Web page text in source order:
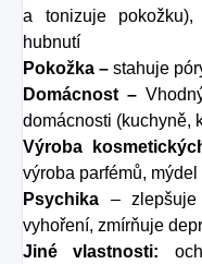
a tonizuje
hubnutí
Pokožka – stahuje
Domácnost –
domácnosti (kuchyně,
Výroba
výroba parfémů, mýdel
Psychika –
vyhoření, zmírňuje
Jiné vlastnosti: